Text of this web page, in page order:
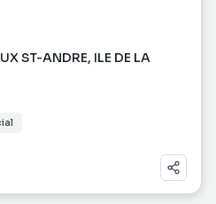
ST-ANDRE, ILE DE LA